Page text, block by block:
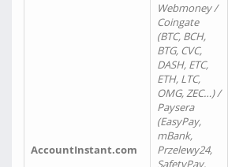
AccountInstant.com
Webmoney /
Coingate
(BTC, BCH,
BTG, CVC,
DASH, ETC,
ETH, LTC,
OMG, ZEC…) /
Paysera
(EasyPay,
mBank,
Przelewy24,
SafetyPay,